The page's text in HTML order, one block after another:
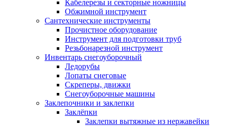
Кабелерезы и секторные ножницы
Обжимной инструмент
Сантехнические инструменты
Прочистное оборудование
Инструмент для подготовки труб
Резьбонарезной инструмент
Инвентарь снегоуборочный
Ледорубы
Лопаты снеговые
Скреперы, движки
Снегоуборочные машины
Заклепочники и заклепки
Заклёпки
Заклепки вытяжные из нержавейки